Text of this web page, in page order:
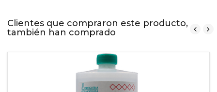
Clientes que compraron este producto,
también han comprado